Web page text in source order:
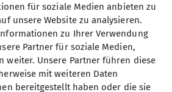
für soziale Medien anbieten zu
unsere Website zu analysieren.
zu Ihrer Verwendung
Partner für soziale Medien,
weiter. Unsere Partner führen diese
mit weiteren Daten
bereitgestellt haben oder die sie